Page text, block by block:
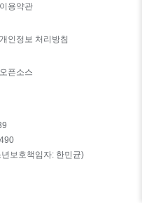
이용약관
개인정보 처리방침
오픈소스
보호책임자: 한민균)